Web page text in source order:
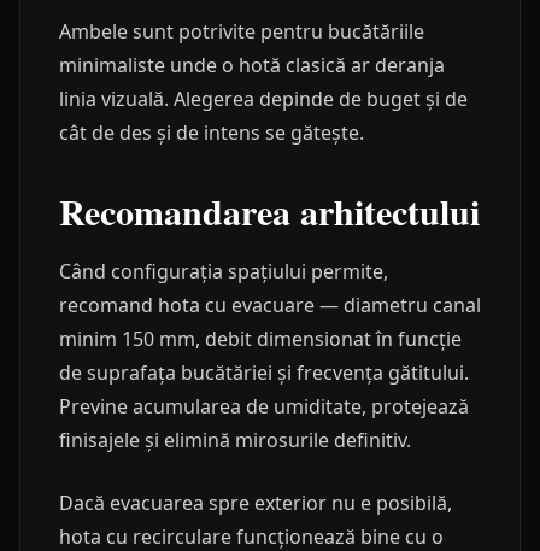
Ambele sunt potrivite pentru bucătăriile
minimaliste unde o hotă clasică ar deranja
linia vizuală. Alegerea depinde de buget și de
cât de des și de intens se gătește.
Recomandarea arhitectului
Când configurația spațiului permite,
recomand hota cu evacuare — diametru canal
minim 150 mm, debit dimensionat în funcție
de suprafața bucătăriei și frecvența gătitului.
Previne acumularea de umiditate, protejează
finisajele și elimină mirosurile definitiv.
Dacă evacuarea spre exterior nu e posibilă,
hota cu recirculare funcționează bine cu o